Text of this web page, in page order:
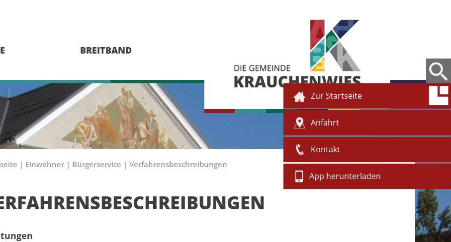
BREITBAND
Zur Startseite
Anfahrt
Kontakt
App herunterladen
| Einwohner | Bürgerservice | Verfahrensbeschreibungen